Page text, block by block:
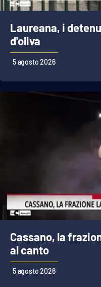
Laureana, i
d'oliva
5 agosto 2026
Cassano, la
al canto
5 agosto 2026